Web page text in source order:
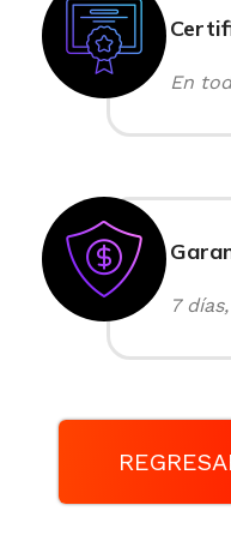
En
7